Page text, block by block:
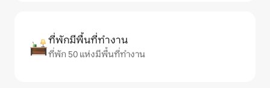
ที่พักมีพื้นที่ทำงาน
ที่พัก 50 แห่งมีพื้นที่ทำงาน